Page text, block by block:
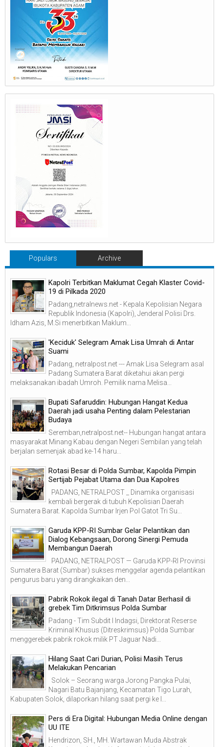
Populars Archive
Kapolri Terbitkan Maklumat Cegah Klaster Covid-
19 di Pilkada 2020
Padang,netralnews.net - Kepala Kepolisian Negara
Republik Indonesia (Kapolri), Jenderal Polisi Drs.
Idham Azis, M.Si menerbitkan Maklum...
'Keciduk' Selegram Amak Lisa Umrah di Antar
Suami
Padang, netralpost.net --- Amak Lisa Selegram asal
Padang Sumatera Barat diketahui akan pergi
melaksanakan ibadah Umroh. Pemilik nama Melisa...
Bupati Safaruddin: Hubungan Hangat Kedua
Daerah jadi usaha Penting dalam Pelestarian
Budaya
Seremban,netralpost.net-- Hubungan hangat antara
masyarakat Minang Kabau dengan Negeri Sembilan yang telah
berjalan semenjak abad ke-14 haru...
Rotasi Besar di Polda Sumbar, Kapolda Pimpin
Sertijab Pejabat Utama dan Dua Kapolres
PADANG, NETRALPOST _ Dinamika organisasi
kembali bergerak di tubuh Kepolisian Daerah
Sumatera Barat. Kapolda Sumbar Irjen Pol Gatot Tri Su...
Garuda KPP-RI Sumbar Gelar Pelantikan dan
Dialog Kebangsaan, Dorong Sinergi Pemuda
Membangun Daerah
PADANG, NETRALPOST — Garuda KPP-RI Provinsi
Sumatera Barat (Sumbar) sukses menggelar agenda pelantikan
pengurus baru yang dirangkaikan den...
Pabrik Rokok ilegal di Tanah Datar Berhasil di
grebek Tim Ditkrimsus Polda Sumbar
Padang - Tim Subdit I Indagsi, Direktorat Reserse
Kriminal Khusus (Ditreskrimsus) Polda Sumbar
menggerebek pabrik rokok milik PT Jaguar Nadi...
Hilang Saat Cari Durian, Polisi Masih Terus
Melakukan Pencarian
Solok – Seorang warga Jorong Pangka Pulai,
Nagari Batu Bajanjang, Kecamatan Tigo Lurah,
Kabupaten Solok, dilaporkan hilang saat pergi ke l...
Pers di Era Digital: Hubungan Media Online dengan
UU ITE
Hendrizon, SH., MH. Wartawan Muda Abstrak